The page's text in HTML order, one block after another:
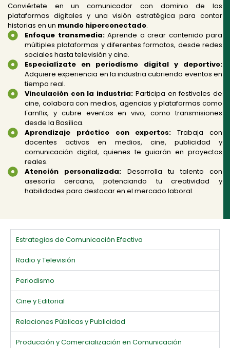
Conviértete en un comunicador con dominio de las
plataformas digitales y una visión estratégica para contar
historias en un mundo hiperconectado.
Enfoque transmedia:Aprende a crear contenido para
múltiples plataformas y diferentes formatos, desde redes
sociales hasta televisión y cine.
Especialízate en periodismo digital y deportivo:
Adquiere experiencia en la industria cubriendo eventos en
tiempo real.
Vinculación con la industria: Participa en festivales de
cine, colabora con medios, agencias y plataformas como
Famflix, y cubre eventos en vivo, como transmisiones
desde la Basílica.
Aprendizaje práctico con expertos: Trabaja con
docentes activos en medios, cine, publicidad y
comunicación digital, quienes te guiarán en proyectos
reales.
Atención personalizada: Desarrolla tu talento con
asesoría cercana, potenciando tu creatividad y
habilidades para destacar en el mercado laboral.
Estrategias de Comunicación Efectiva
Radio y Televisión
Periodismo
Cine y Editorial
Relaciones Públicas y Publicidad
Producción y Comercialización en Comunicación